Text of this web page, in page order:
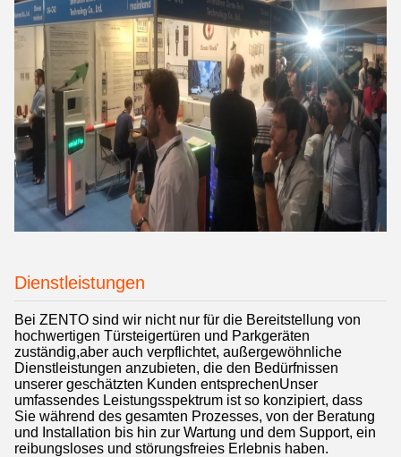
Dienstleistungen
Bei ZENTO sind wir nicht nur für die Bereitstellung von
hochwertigen Türsteigertüren und Parkgeräten
zuständig,aber auch verpflichtet, außergewöhnliche
Dienstleistungen anzubieten, die den Bedürfnissen
unserer geschätzten Kunden entsprechenUnser
umfassendes Leistungsspektrum ist so konzipiert, dass
Sie während des gesamten Prozesses, von der Beratung
und Installation bis hin zur Wartung und dem Support, ein
reibungsloses und störungsfreies Erlebnis haben.